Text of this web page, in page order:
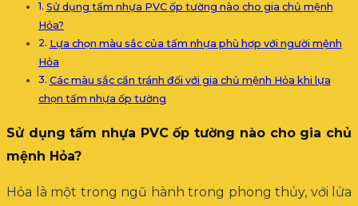
Sử dụng tấm nhựa PVC ốp tường nào cho gia chủ mệnh
Hỏa?
Lựa chọn màu sắc của tấm nhựa phù hợp với người mệnh
Hỏa
Các màu sắc cần tránh đối với gia chủ mệnh Hỏa khi lựa
chọn tấm nhựa ốp tường
Sử dụng tấm nhựa PVC ốp tường nào cho gia chủ
mệnh Hỏa?
Hỏa là một trong ngũ hành trong phong thủy, với lửa